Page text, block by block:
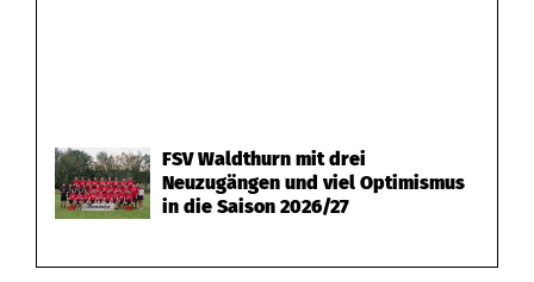
FSV Waldthurn mit drei
Neuzugängen und viel Optimismus
in die Saison 2026/27